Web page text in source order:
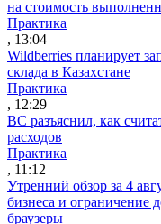
на стоимость
Практика
, 13:04
Wildberries планирует
склада в Казахстане
Практика
, 12:29
ВС разъяснил, как
расходов
Практика
, 11:12
Утренний обзор за 4
бизнеса и ограничение
браузеры